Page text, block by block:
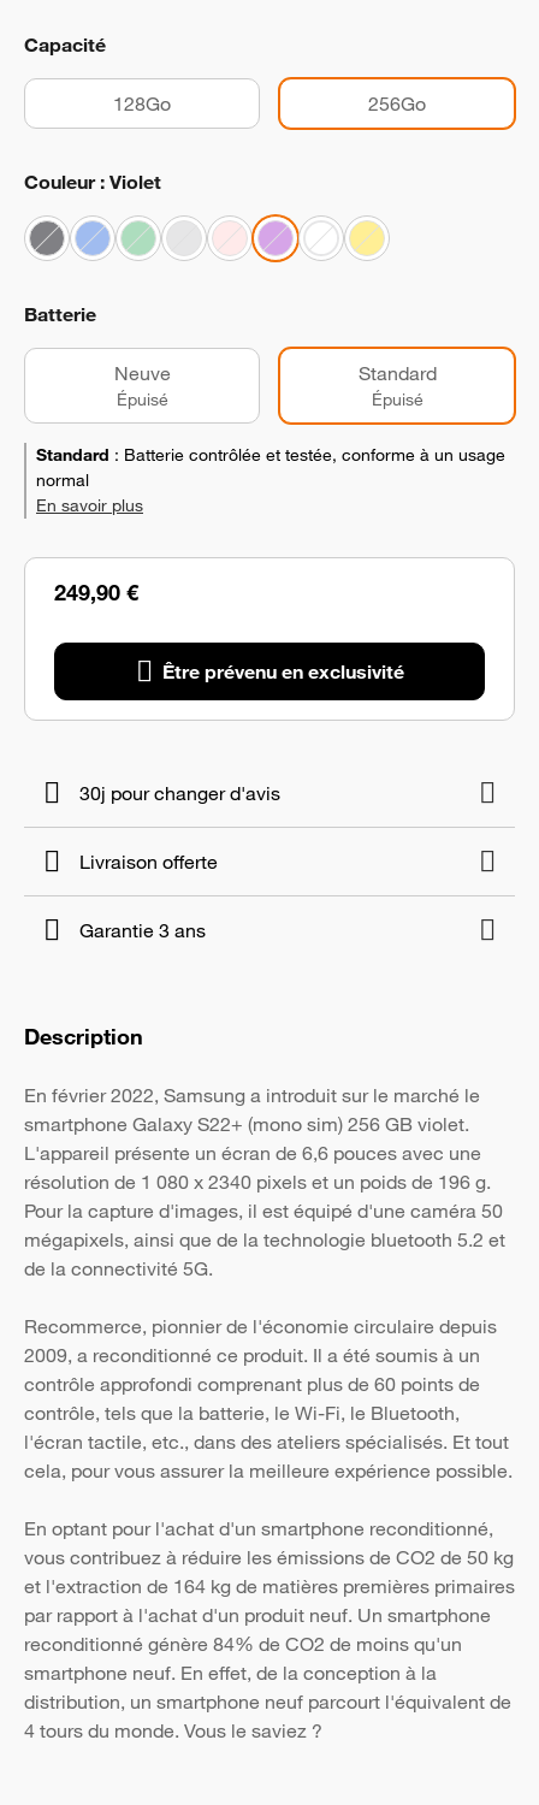
249,90 €
Être prévenu en exclusivité
Capacité
128Go 256Go
Couleur : Violet
Batterie
Neuve
Épuisé
Standard
Épuisé
Standard : Batterie contrôlée et testée, conforme à un usage
normal
En savoir plus
30j pour changer d'avis
Livraison offerte
Garantie 3 ans
Description
En février 2022, Samsung a introduit sur le marché le
smartphone Galaxy S22+ (mono sim) 256 GB violet.
L'appareil présente un écran de 6,6 pouces avec une
résolution de 1 080 x 2340 pixels et un poids de 196 g.
Pour la capture d'images, il est équipé d'une caméra 50
mégapixels, ainsi que de la technologie bluetooth 5.2 et
de la connectivité 5G.
Recommerce, pionnier de l'économie circulaire depuis
2009, a reconditionné ce produit. Il a été soumis à un
contrôle approfondi comprenant plus de 60 points de
contrôle, tels que la batterie, le Wi-Fi, le Bluetooth,
l'écran tactile, etc., dans des ateliers spécialisés. Et tout
cela, pour vous assurer la meilleure expérience possible.
En optant pour l'achat d'un smartphone reconditionné,
vous contribuez à réduire les émissions de CO2 de 50 kg
et l'extraction de 164 kg de matières premières primaires
par rapport à l'achat d'un produit neuf. Un smartphone
reconditionné génère 84% de CO2 de moins qu'un
smartphone neuf. En effet, de la conception à la
distribution, un smartphone neuf parcourt l'équivalent de
4 tours du monde. Vous le saviez ?